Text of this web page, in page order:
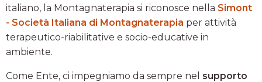
italiano, la Montagnaterapia si riconosce nella Simont
- Società Italiana di Montagnaterapia per attività
terapeutico-riabilitative e socio-educative in
ambiente.
Come Ente, ci impegniamo da sempre nel supporto